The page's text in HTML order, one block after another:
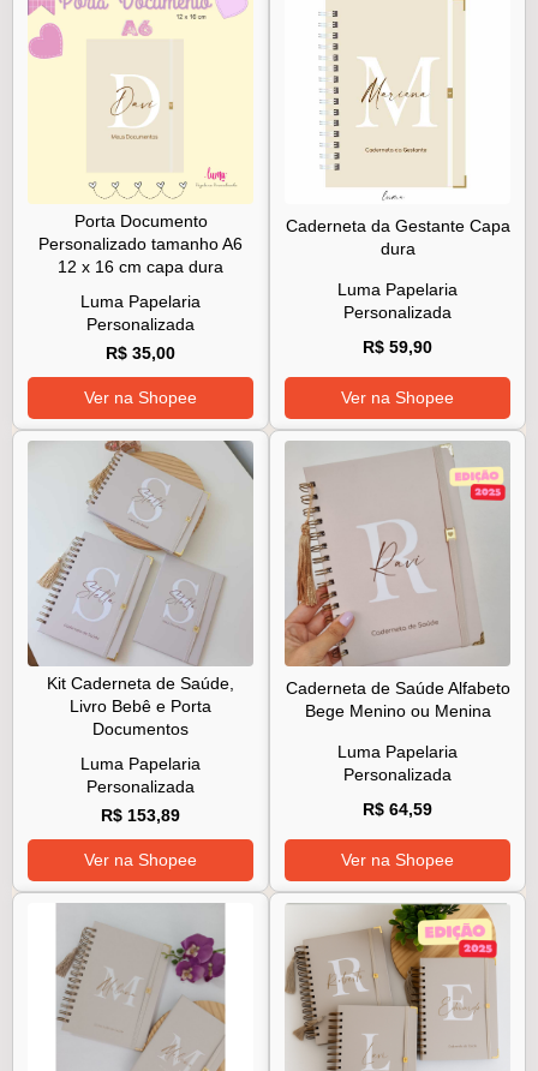
Porta Documento
Personalizado tamanho A6
12 x 16 cm capa dura
Luma Papelaria
Personalizada
R$ 35,00
Ver na Shopee
Caderneta da Gestante Capa
dura
Luma Papelaria
Personalizada
R$ 59,90
Ver na Shopee
Kit Caderneta de Saúde,
Livro Bebê e Porta
Documentos
Luma Papelaria
Personalizada
R$ 153,89
Ver na Shopee
Caderneta de Saúde Alfabeto
Bege Menino ou Menina
Luma Papelaria
Personalizada
R$ 64,59
Ver na Shopee